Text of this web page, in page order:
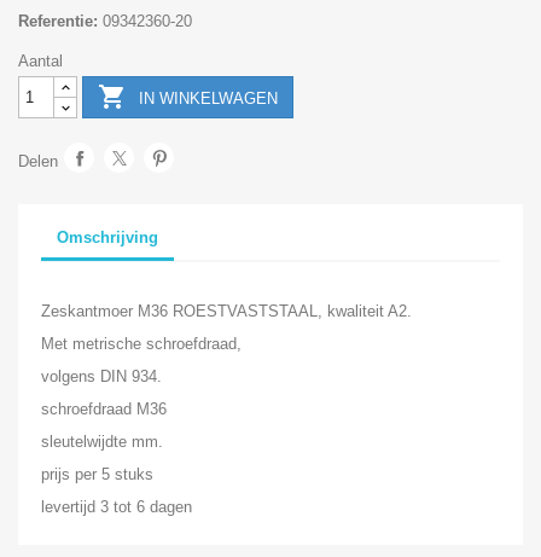
Referentie: 09342360-20
Aantal
 IN WINKELWAGEN
Delen
Omschrijving
Zeskantmoer M36 ROESTVASTSTAAL, kwaliteit A2.
Met metrische schroefdraad,
volgens DIN 934.
schroefdraad M36
sleutelwijdte mm.
prijs per 5 stuks
levertijd 3 tot 6 dagen